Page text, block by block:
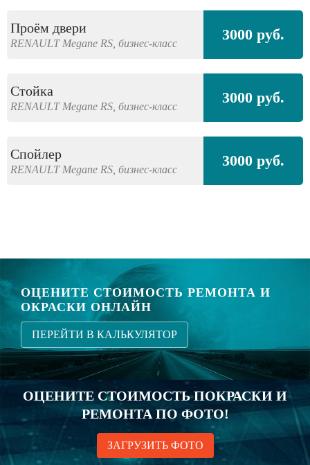
Проём двери
RENAULT Megane RS, бизнес-класс 3000 руб.
Стойка
RENAULT Megane RS, бизнес-класс 3000 руб.
Спойлер
RENAULT Megane RS, бизнес-класс 3000 руб.
ОЦЕНИТЕ СТОИМОСТЬ РЕМОНТА И
ОКРАСКИ ОНЛАЙН
ПЕРЕЙТИ В КАЛЬКУЛЯТОР
ОЦЕНИТЕ СТОИМОСТЬ ПОКРАСКИ И
РЕМОНТА ПО ФОТО!
ЗАГРУЗИТЬ ФОТО